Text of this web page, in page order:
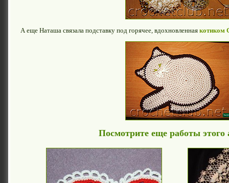
А еще Наташа связала подставку под горячее, вдохновленная котиком
Посмотрите еще работы этого